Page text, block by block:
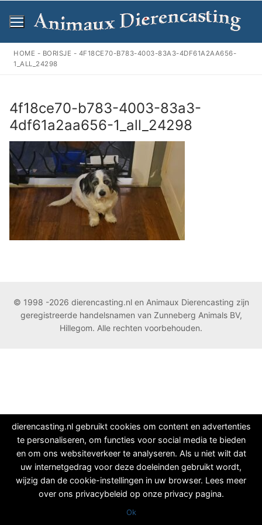
naar
inhoud
HOME - BORISJE - 4F18CE70-B783-4003-83A3-4DF61A2AA656-
1_ALL_24298
4f18ce70-b783-4003-83a3-
4df61a2aa656-1_all_24298
© 1998 -2026 dierencasting.nl en Animaux Dierencasting zijn
geregistreerde handelsnamen van Zunneberg Animals BV,
Hillegom. Alle rechten voorbehouden.
dierencasting.nl gebruikt cookies om content en advertenties
te personaliseren, om functies voor social media te bieden
en om ons websiteverkeer te analyseren. Als u niet wilt dat
uw internetgedrag voor deze doeleinden gebruikt wordt,
wijzig dan de cookie-instellingen in uw browser. Lees meer
over ons privacybeleid op onze privacy pagina.
Ok